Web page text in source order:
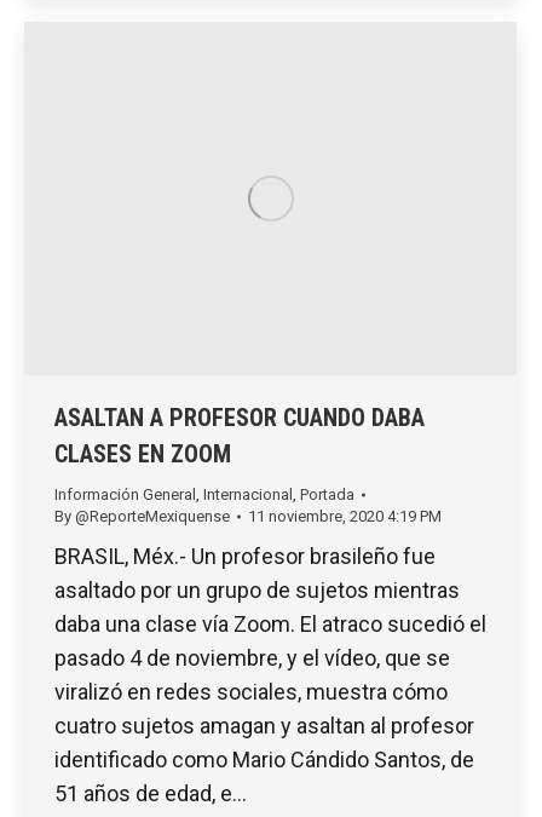
ASALTAN A PROFESOR CUANDO DABA
CLASES EN ZOOM
Información General , Internacional , Portada
By @ReporteMexiquense 11 noviembre, 2020 4:19 PM
BRASIL, Méx.- Un profesor brasileño fue
asaltado por un grupo de sujetos mientras
daba una clase vía Zoom. El atraco sucedió el
pasado 4 de noviembre, y el vídeo, que se
viralizó en redes sociales, muestra cómo
cuatro sujetos amagan y asaltan al profesor
identificado como Mario Cándido Santos, de
51 años de edad, e…